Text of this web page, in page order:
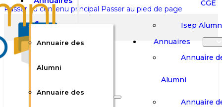
Passer au contenu principal Passer au pied de page
Rechercher sur le site
Annuaire des
Alumni
Annuaire des
CGE
Isep
Annuaires
Annuaire
Alumni
Annuaire